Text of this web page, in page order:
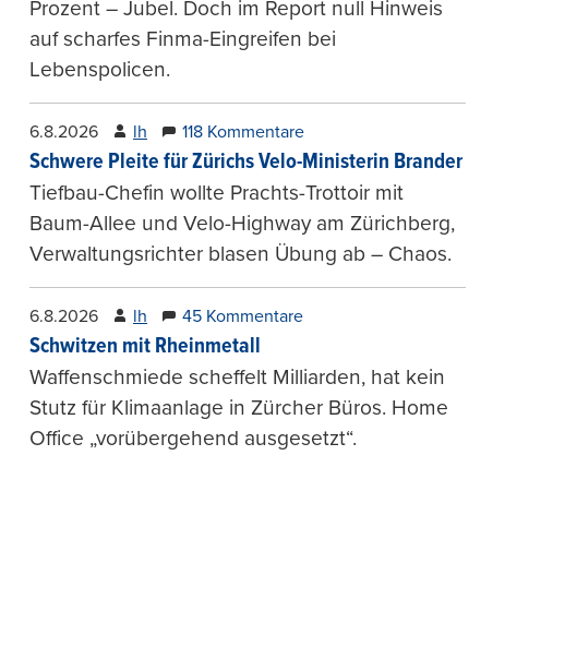
Prozent – Jubel. Doch im Report null Hinweis
auf scharfes Finma-Eingreifen bei
Lebenspolicen.
6.8.2026 lh 118 Kommentare
Schwere Pleite für Zürichs Velo-Ministerin Brander
Tiefbau-Chefin wollte Prachts-Trottoir mit
Baum-Allee und Velo-Highway am Zürichberg,
Verwaltungsrichter blasen Übung ab – Chaos.
6.8.2026 lh 45 Kommentare
Schwitzen mit Rheinmetall
Waffenschmiede scheffelt Milliarden, hat kein
Stutz für Klimaanlage in Zürcher Büros. Home
Office „vorübergehend ausgesetzt“.